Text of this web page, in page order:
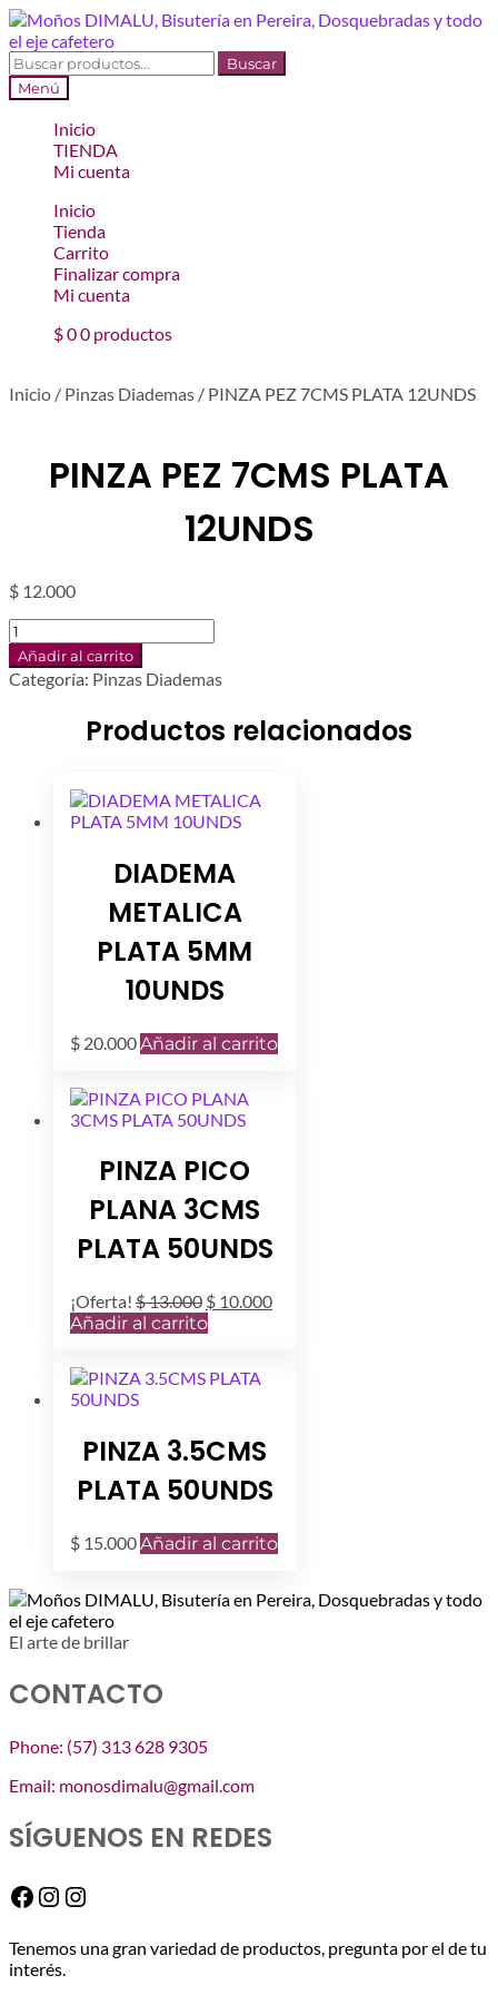
Ir
a
la
navegación
Ir
al
contenido
Buscar
por:
Buscar
Menú
Inicio
TIENDA
Mi cuenta
Inicio
Tienda
Carrito
Finalizar compra
Mi cuenta
$00 productos
Inicio / Pinzas Diademas / PINZA PEZ 7CMS PLATA 12UNDS
PINZA PEZ 7CMS PLATA
12UNDS
$ 12.000
PINZA
PEZ
7CMS
PLATA
Añadir al carrito
Categoría: Pinzas Diademas
Productos relacionados
DIADEMA
METALICA
PLATA 5MM
10UNDS
$ 20.000Añadir al carrito
PINZA PICO
PLANA 3CMS
PLATA 50UNDS
¡Oferta! $13.000 El
precio
$ 13.000.
$ 10.000El
Añadir al carrito
PINZA 3.5CMS
PLATA 50UNDS
$ 15.000Añadir al carrito
El arte de brillar
CONTACTO
Phone: (57) 313 628 9305
Email: monosdimalu@gmail.com
SÍGUENOS EN REDES
Facebook
Instagram
Instagram
Tenemos una gran variedad de productos, pregunta por el de tu
interés.